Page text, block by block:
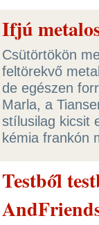
Ifjú
Csütörtökön
feltörekvő
de egészen
Marla, a
stílusilag kicsit
kémia frankón
Testből